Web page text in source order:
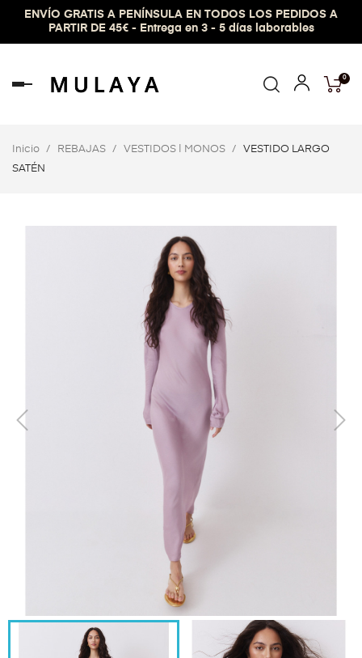
ENVÍO GRATIS A PENÍNSULA EN TODOS LOS PEDIDOS A
PARTIR DE 45€ - Entrega en 3 - 5 días laborables
Navegación
0
Inicio REBAJAS VESTIDOS | MONOS
VESTIDO LARGO
SATÉN